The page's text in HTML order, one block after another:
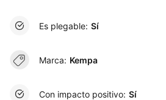
Es plegable: Sí
Marca: Kempa
Con impacto positivo: Sí